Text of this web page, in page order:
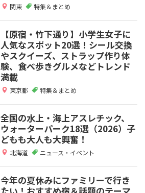
関東 特集＆まとめ
【原宿・竹下通り】小学生女子に
人気なスポット20選！シール交換
やスクイーズ、ストラップ作り体
験、食べ歩きグルメなどトレンド
満載
東京都 特集＆まとめ
全国の水上・海上アスレチック、
ウォーターパーク18選（2026）子
どもも大人も大興奮！
北海道 ニュース・イベント
今年の夏休みにファミリーで行き
たい！おすすめ宿＆話題のテーマ